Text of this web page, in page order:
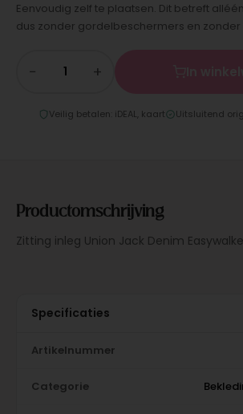
Eenvoudig zelf te plaatsen. Dit betreft
dus zonder gordelbeschermers en zonder
− +
Veilig betalen: iDEAL, kaart Uitsluitend
Productomschrijving
Zitting inleg Union Jack Denim
Specificaties
Artikelnummer
Categorie